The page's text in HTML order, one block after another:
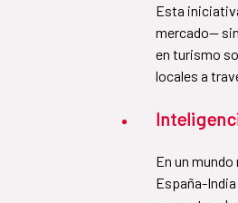
​​​​​​​Esta
mercado—
en turismo
locales a
En un
España-